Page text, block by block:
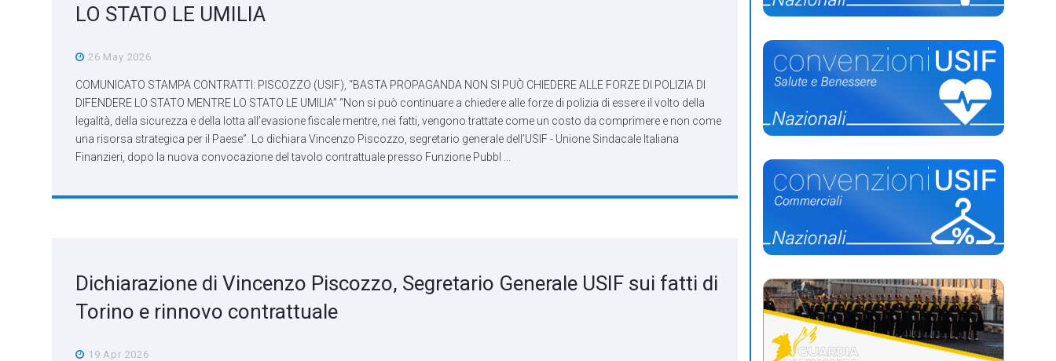
LO STATO LE UMILIA
26 May 2026
COMUNICATO STAMPA CONTRATTI: PISCOZZO (USIF), “BASTA PROPAGANDA NON SI PUÒ CHIEDERE ALLE FORZE DI POLIZIA DI
DIFENDERE LO STATO MENTRE LO STATO LE UMILIA” “Non si può continuare a chiedere alle forze di polizia di essere il volto della
legalità, della sicurezza e della lotta all’evasione fiscale mentre, nei fatti, vengono trattate come un costo da comprimere e non come
una risorsa strategica per il Paese”. Lo dichiara Vincenzo Piscozzo, segretario generale dell’USIF - Unione Sindacale Italiana
Finanzieri, dopo la nuova convocazione del tavolo contrattuale presso Funzione Pubbl ...
Dichiarazione di Vincenzo Piscozzo, Segretario Generale USIF sui fatti di
Torino e rinnovo contrattuale
19 Apr 2026